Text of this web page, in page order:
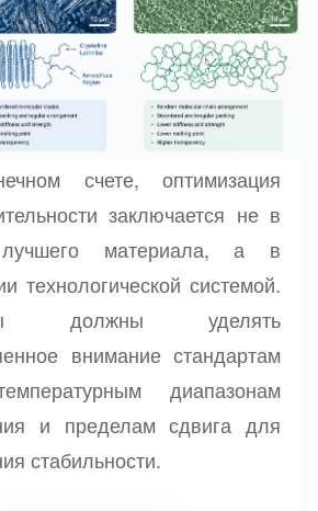
счете, оптимизация
заключается не в
материала, а в
технологической системой.
должны уделять
внимание стандартам
диапазонам
и пределам сдвига для
стабильности.